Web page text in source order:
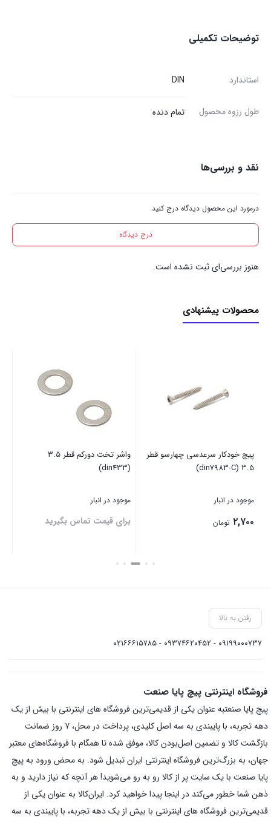
توضیحات تکمیلی
استاندارد DIN
طول رزوه محصول تمام دنده
نقد و بررسی‌ها
درمورد این محصول دیدگاه درج کنید.
درج دیدگاه
هنوز بررسی‌ای ثبت نشده است.
محصولات پیشنهادی
پیچ خودکار سرعدسی چهارسو قطر
3.5 (din7983-C)
موجود در انبار
۲,۷۰۰ تومان
واشر تخت دورکم قطر 3.5
(din433)
موجود در انبار
برای قیمت تماس بگیرید
بستن
رفتن به بالا
۰۹۱۹۹۰۰۰۷۳۷ - ۰۹۳۷۴۶۲۰۴۵۲ - ۰۲۱۶۶۶۱۵۷۸۵
فروشگاه اینترنتی پیچ پایا صنعت
پیچ پایا صنعتبه عنوان یکی از قدیمی‌ترین فروشگاه های اینترنتی با بیش از یک
دهه تجربه، با پایبندی به سه اصل کلیدی، پرداخت در محل، ۷ روز ضمانت
بازگشت کالا و تضمین اصل‌بودن کالا، موفق شده تا همگام با فروشگاه‌های معتبر
جهان، به بزرگ‌ترین فروشگاه اینترنتی ایران تبدیل شود. به محض ورود به پیچ
پایا صنعت با یک سایت پر از کالا رو به رو می‌شوید! هر آنچه که نیاز دارید و به
ذهن شما خطور می‌کند در اینجا پیدا خواهید کرد. ایران‌کالا به عنوان یکی از
قدیمی‌ترین فروشگاه های اینترنتی با بیش از یک دهه تجربه، با پایبندی به سه